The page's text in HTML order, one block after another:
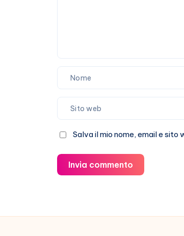
Salva il mio nome, email e
Invia commento